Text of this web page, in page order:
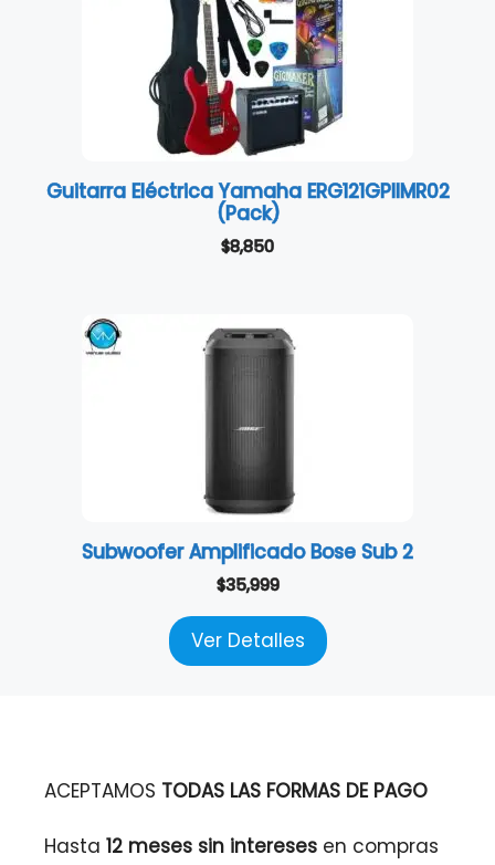
Guitarra Eléctrica Yamaha ERG121GPIIMR02
(Pack)
$8,850
Subwoofer Amplificado Bose Sub 2
$35,999
Ver Detalles
ACEPTAMOS TODAS LAS FORMAS DE PAGO
Hasta 12 meses sin intereses en compras